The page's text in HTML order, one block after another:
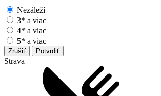
Nezáleží
3* a viac
4* a viac
5* a viac
Zrušiť Potvrdiť
Strava